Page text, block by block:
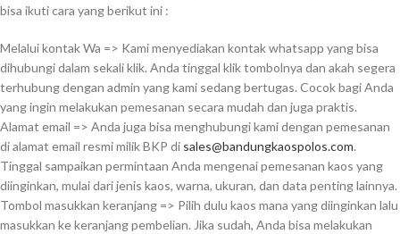
bisa ikuti cara yang berikut ini :
Melalui kontak Wa => Kami menyediakan kontak whatsapp yang bisa
dihubungi dalam sekali klik. Anda tinggal klik tombolnya dan akah segera
terhubung dengan admin yang kami sedang bertugas. Cocok bagi Anda
yang ingin melakukan pemesanan secara mudah dan juga praktis.
Alamat email => Anda juga bisa menghubungi kami dengan pemesanan
di alamat email resmi milik BKP di sales@bandungkaospolos.com.
Tinggal sampaikan permintaan Anda mengenai pemesanan kaos yang
diinginkan, mulai dari jenis kaos, warna, ukuran, dan data penting lainnya.
Tombol masukkan keranjang => Pilih dulu kaos mana yang diinginkan lalu
masukkan ke keranjang pembelian. Jika sudah, Anda bisa melakukan